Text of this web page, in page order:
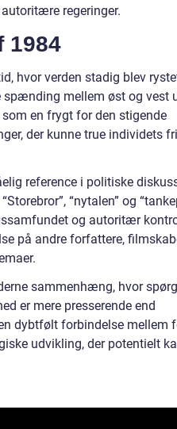
regeringer.
1984
hvor verden stadig blev
spænding mellem øst og vest
en frygt for den stigende
der kunne true individets
reference i politiske
“nytalen” og
og autoritær
på andre forfattere,
sammenhæng, hvor
er mere presserende end
dybtfølt forbindelse mellem
udvikling, der potentielt